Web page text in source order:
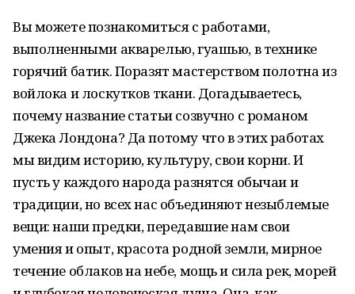
Вы можете познакомиться с работами,
выполненными акварелью, гуашью, в технике
горячий батик. Поразят мастерством полотна из
войлока и лоскутков ткани. Догадываетесь,
почему название статьи созвучно с романом
Джека Лондона? Да потому что в этих работах
мы видим историю, культуру, свои корни. И
пусть у каждого народа разнятся обычаи и
традиции, но всех нас объединяют незыблемые
вещи: наши предки, передавшие нам свои
умения и опыт, красота родной земли, мирное
течение облаков на небе, мощь и сила рек, морей